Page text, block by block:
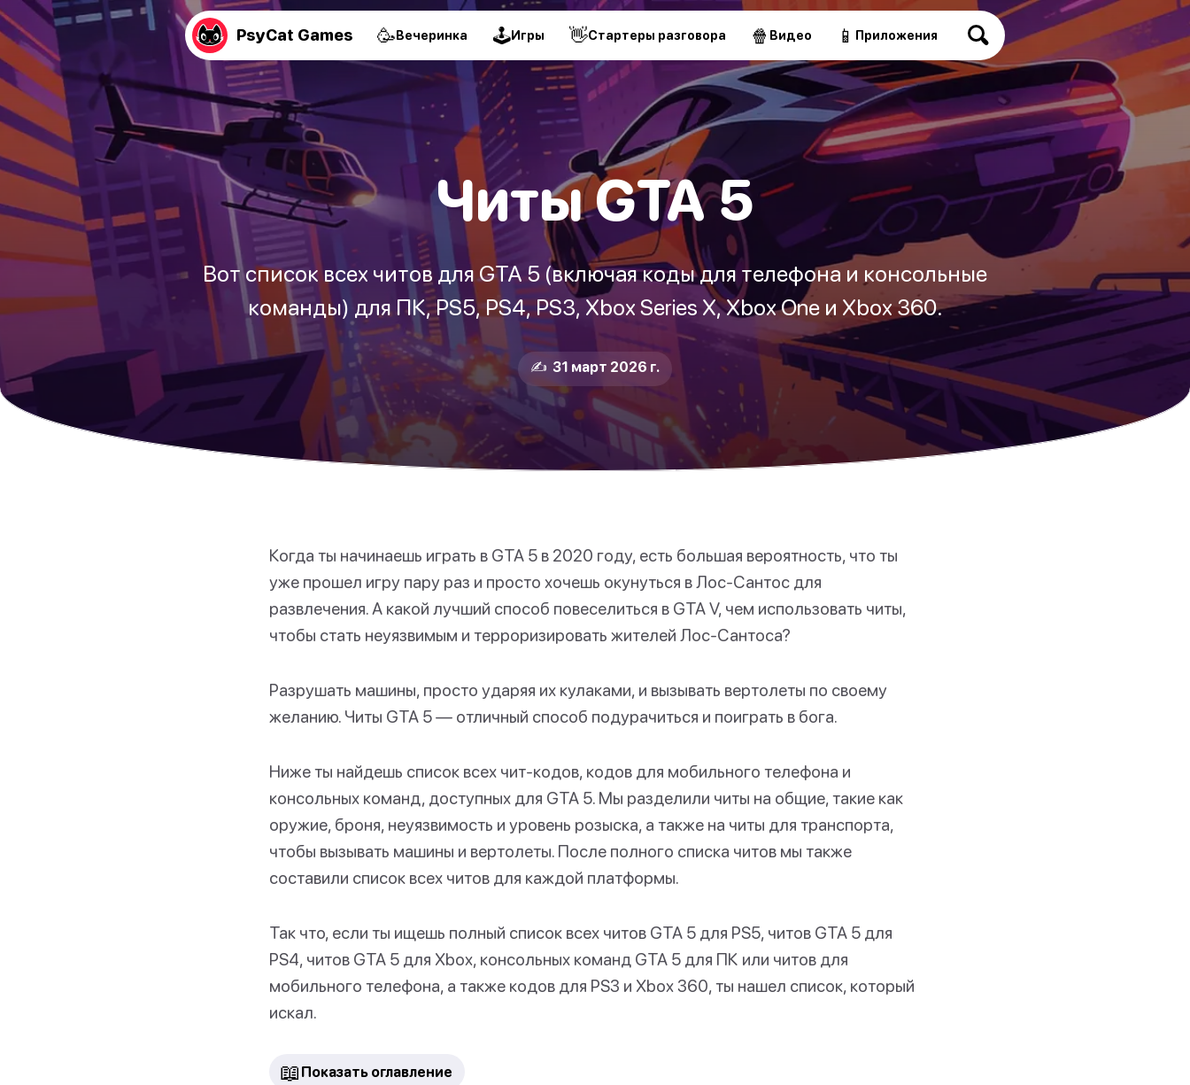
PsyCat Games 🥳Вечеринка 🕹Игры 👋Стартеры разговора 🍿 Видео 📱 Приложения
Читы GTA 5
Вот список всех читов для GTA 5 (включая коды для телефона и консольные
команды) для ПК, PS5, PS4, PS3, Xbox Series X, Xbox One и Xbox 360.
✍️ 31 март 2026 г.
Когда ты начинаешь играть в GTA 5 в 2020 году, есть большая вероятность, что ты
уже прошел игру пару раз и просто хочешь окунуться в Лос-Сантос для
развлечения. А какой лучший способ повеселиться в GTA V, чем использовать читы,
чтобы стать неуязвимым и терроризировать жителей Лос-Сантоса?
Разрушать машины, просто ударяя их кулаками, и вызывать вертолеты по своему
желанию. Читы GTA 5 — отличный способ подурачиться и поиграть в бога.
Ниже ты найдешь список всех чит-кодов, кодов для мобильного телефона и
консольных команд, доступных для GTA 5. Мы разделили читы на общие, такие как
оружие, броня, неуязвимость и уровень розыска, а также на читы для транспорта,
чтобы вызывать машины и вертолеты. После полного списка читов мы также
составили список всех читов для каждой платформы.
Так что, если ты ищешь полный список всех читов GTA 5 для PS5, читов GTA 5 для
PS4, читов GTA 5 для Xbox, консольных команд GTA 5 для ПК или читов для
мобильного телефона, а также кодов для PS3 и Xbox 360, ты нашел список, который
искал.
📖 Показать оглавление